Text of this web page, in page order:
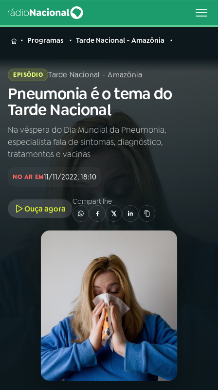
MENU
Buscar
na
Rádio
Nacional
Buscar
AO VIVO
01INÍCIO
02A RÁDIO
PROGRAMAÇÃO
PODCASTS
VIDEOCASTS
ÚLTIMAS
Programas Tarde Nacional - Amazônia
EPISÓDIO Tarde Nacional - Amazônia
Pneumonia é o tema do
Tarde Nacional
Na véspera do Dia Mundial da Pneumonia,
especialista fala de sintomas, diagnóstico,
tratamentos e vacinas
NO AR EM11/11/2022, 18:10
Ouça agora
Compartilhe